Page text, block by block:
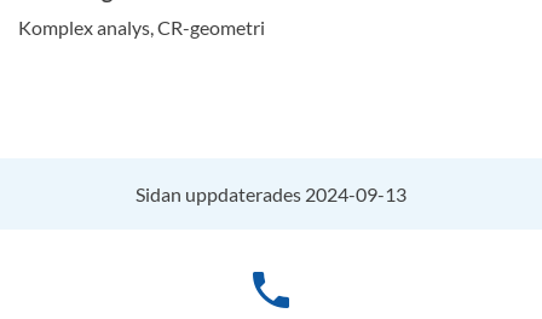
Komplex analys, CR-geometri
Sidan uppdaterades 2024-09-13
phone